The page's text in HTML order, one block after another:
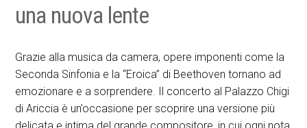
una nuova lente
Grazie alla musica da camera, opere imponenti come la
Seconda Sinfonia e la “Eroica” di Beethoven tornano ad
emozionare e a sorprendere. Il concerto al Palazzo Chigi
di Ariccia è un’occasione per scoprire una versione più